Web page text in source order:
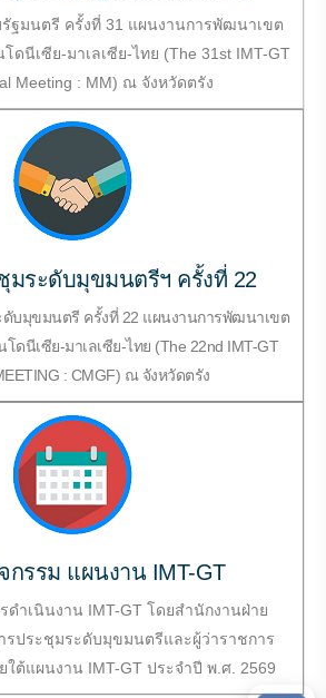
ฐมนตรี ครั้งที่ 31 แผนงานการพัฒนาเขต
ดนีเซีย-มาเลเซีย-ไทย (The 31st IMT-GT
Meeting : MM) ณ จังหวัดตรัง
มระดับมุขมนตรีฯ ครั้งที่ 22
ดับมุขมนตรี ครั้งที่ 22 แผนงานการพัฒนาเขต
โดนีเซีย-มาเลเซีย-ไทย (The 22nd IMT-GT
: CMGF) ณ จังหวัดตรัง
กรรม แผนงาน IMT-GT
ดำเนินงาน IMT-GT โดยสำนักงานฝ่าย
รประชุมระดับมุขมนตรีและผู้ว่าราชการ
ใต้แผนงาน IMT-GT ประจำปี พ.ศ. 2569